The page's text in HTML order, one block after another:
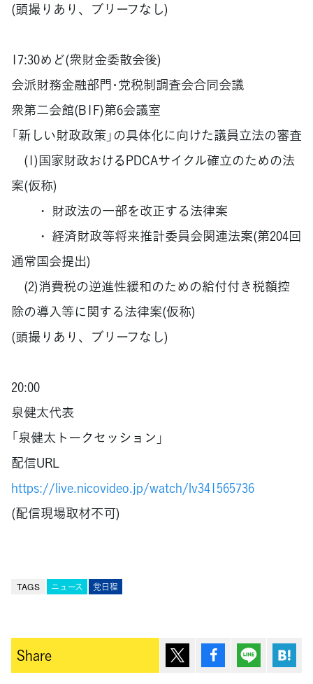
(頭撮りあり、ブリーフなし)
17:30めど(衆財金委散会後)
会派財務金融部門･党税制調査会合同会議
衆第二会館(B1F)第6会議室
「新しい財政政策」の具体化に向けた議員立法の審査
(1)国家財政おけるPDCAサイクル確立のための法
案(仮称)
・ 財政法の一部を改正する法律案
・ 経済財政等将来推計委員会関連法案(第204回
通常国会提出)
(2)消費税の逆進性緩和のための給付付き税額控
除の導入等に関する法律案(仮称)
(頭撮りあり、ブリーフなし)
20:00
泉健太代表
「泉健太トークセッション」
配信URL
https://live.nicovideo.jp/watch/lv341565736
(配信現場取材不可)
TAGS ニュース 党日程
Share ポスト シェア Lineで送